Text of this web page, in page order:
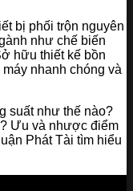
bị phối trộn nguyên
như chế biến
hữu thiết kế bồn
nhanh chóng và
suất như thế nào?
Ưu và nhược điểm
Phát Tài tìm hiểu